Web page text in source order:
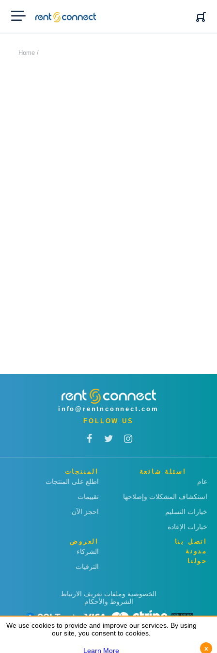
RENT'N
CONNECT
Home /
info@rentnconnect.com
FOLLOW US
المنتجات
اطلع على المنتجات
تقييمات
احجز الآن
اسئلة شائعة
عام
استكشاف المشكلات وإصلاحها
خيارات التسليم
خيارات الإعادة
العروض
الشركاء
الترقيات
اتصل بنا
مدونة
حولنا
الخصوصية وملفات تعريف الارتباط
الشروط والأحكام
We use cookies to provide and improve our services. By using
our site, you consent to cookies.
Learn More x
We use cookies to provide and improve our services. By using
our site, you consent to cookies.
Learn More x